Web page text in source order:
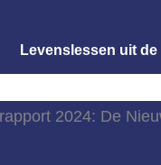
Levenslessen uit